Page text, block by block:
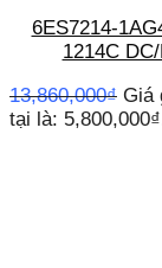
6ES7214-
1214C
13,860,000₫ Giá
tại là: